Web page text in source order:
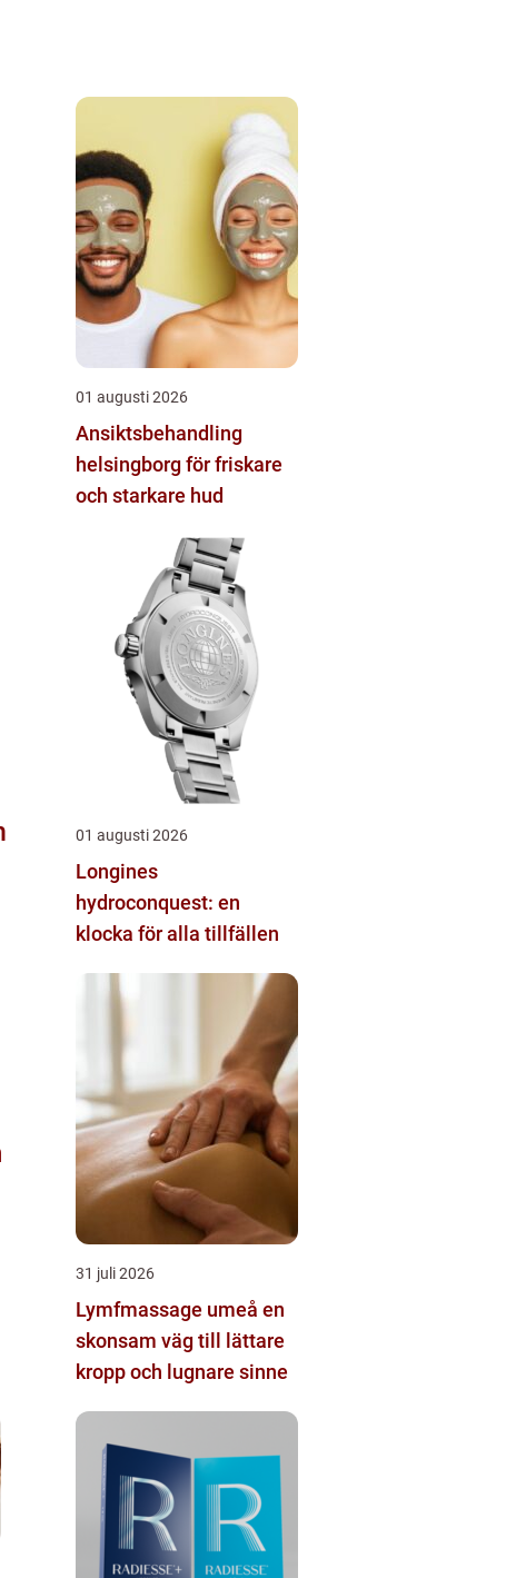
01 augusti 2026
Ansiktsbehandling
helsingborg för friskare
och starkare hud
01 augusti 2026
Longines
hydroconquest: en
klocka för alla tillfällen
31 juli 2026
Lymfmassage umeå en
skonsam väg till lättare
kropp och lugnare sinne